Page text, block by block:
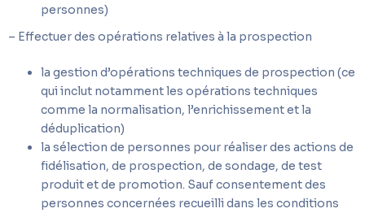
personnes)
– Effectuer des opérations relatives à la prospection
la gestion d’opérations techniques de prospection (ce
qui inclut notamment les opérations techniques
comme la normalisation, l’enrichissement et la
déduplication)
la sélection de personnes pour réaliser des actions de
fidélisation, de prospection, de sondage, de test
produit et de promotion. Sauf consentement des
personnes concernées recueilli dans les conditions